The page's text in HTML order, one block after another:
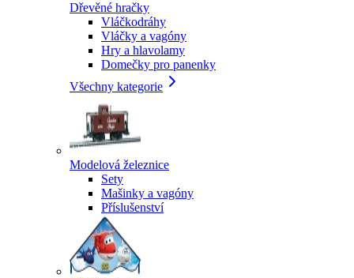
Dřevěné hračky
Vláčkodráhy
Vláčky a vagóny
Hry a hlavolamy
Domečky pro panenky
Všechny kategorie
Modelová železnice
Sety
Mašinky a vagóny
Příslušenství